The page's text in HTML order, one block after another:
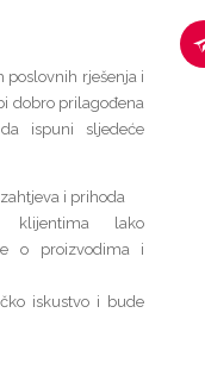
poslovnih rješenja i
dobro prilagođena
ispuni sljedeće
i prihoda
klijentima lako
o proizvodima i
iskustvo i bude